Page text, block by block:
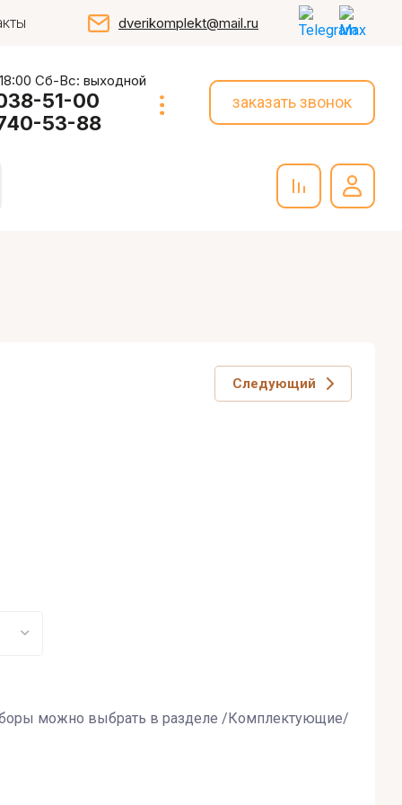
dverikomplekt@mail.ru
Сб-Вс: выходной
51-00
53-88
заказать звонок
Следующий
можно выбрать в разделе /Комплектующие/